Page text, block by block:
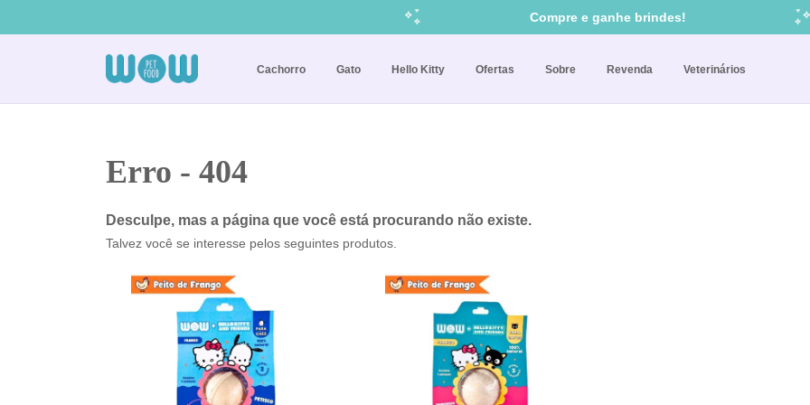
Compre e ganhe brindes!
Cupom: BEMVINDO = 10% off na 1ª compra
Cachorro Gato Hello Kitty Ofertas Sobre Revenda Veterinários
Erro - 404
Desculpe, mas a página que você está procurando não existe.
Talvez você se interesse pelos seguintes produtos.